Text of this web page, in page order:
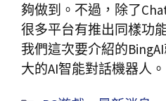
夠做到。不過，除了
很多平台有推出同樣功
我們這次要介紹的
大的AI智能對話機器人。